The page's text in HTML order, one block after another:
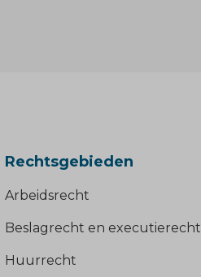
Rechtsgebieden
Arbeidsrecht
Beslagrecht en executierecht
Huurrecht